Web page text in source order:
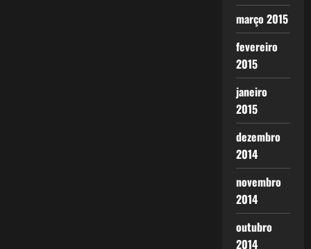
março 2015
fevereiro
2015
janeiro
2015
dezembro
2014
novembro
2014
outubro
2014